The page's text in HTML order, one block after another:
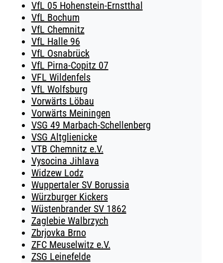
VfL 05 Hohenstein-Ernstthal
VfL Bochum
VfL Chemnitz
VfL Halle 96
VfL Osnabrück
VfL Pirna-Copitz 07
VFL Wildenfels
VfL Wolfsburg
Vorwärts Löbau
Vorwärts Meiningen
VSG 49 Marbach-Schellenberg
VSG Altglienicke
VTB Chemnitz e.V.
Vysocina Jihlava
Widzew Lodz
Wuppertaler SV Borussia
Würzburger Kickers
Wüstenbrander SV 1862
Zaglebie Walbrzych
Zbrjovka Brno
ZFC Meuselwitz e.V.
ZSG Leinefelde